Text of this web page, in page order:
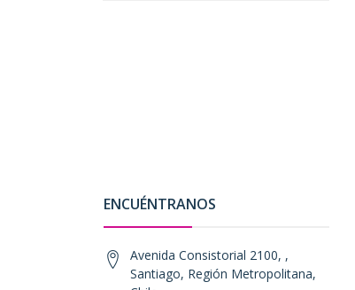
ENCUÉNTRANOS
Avenida Consistorial 2100, ,
Santiago, Región Metropolitana,